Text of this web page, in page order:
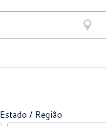
Estado / Região